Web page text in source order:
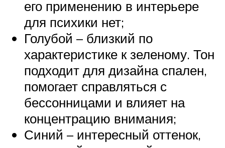
его применению в интерьере
для психики нет;
Голубой – близкий по
характеристике к зеленому. Тон
подходит для дизайна спален,
помогает справляться с
бессонницами и влияет на
концентрацию внимания;
Синий – интересный оттенок,